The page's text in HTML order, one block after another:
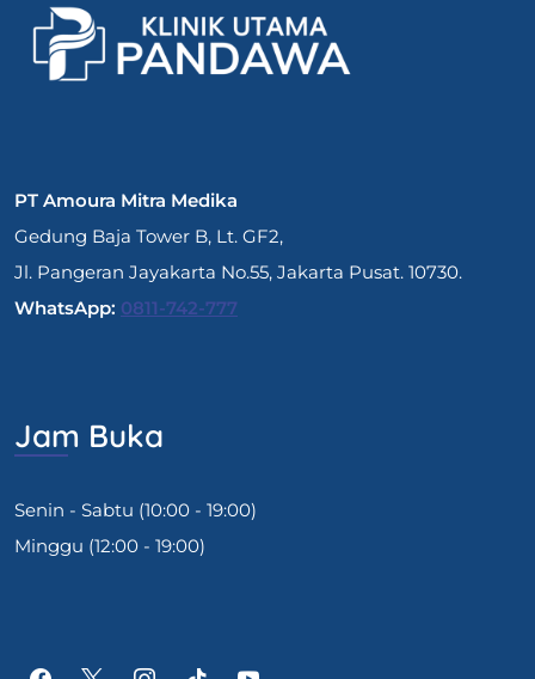
PT Amoura Mitra Medika
Gedung Baja Tower B, Lt. GF2,
Jl. Pangeran Jayakarta No.55, Jakarta Pusat. 10730.
WhatsApp: 0811-742-777
Jam Buka
Senin - Sabtu (10:00 - 19:00)
Minggu (12:00 - 19:00)